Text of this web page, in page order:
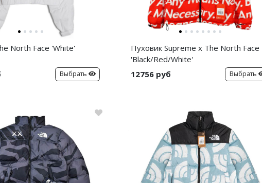
North Face 'White'
Выбрать
Пуховик Supreme x The North Face
'Black/Red/White'
12756 руб
Выбрать